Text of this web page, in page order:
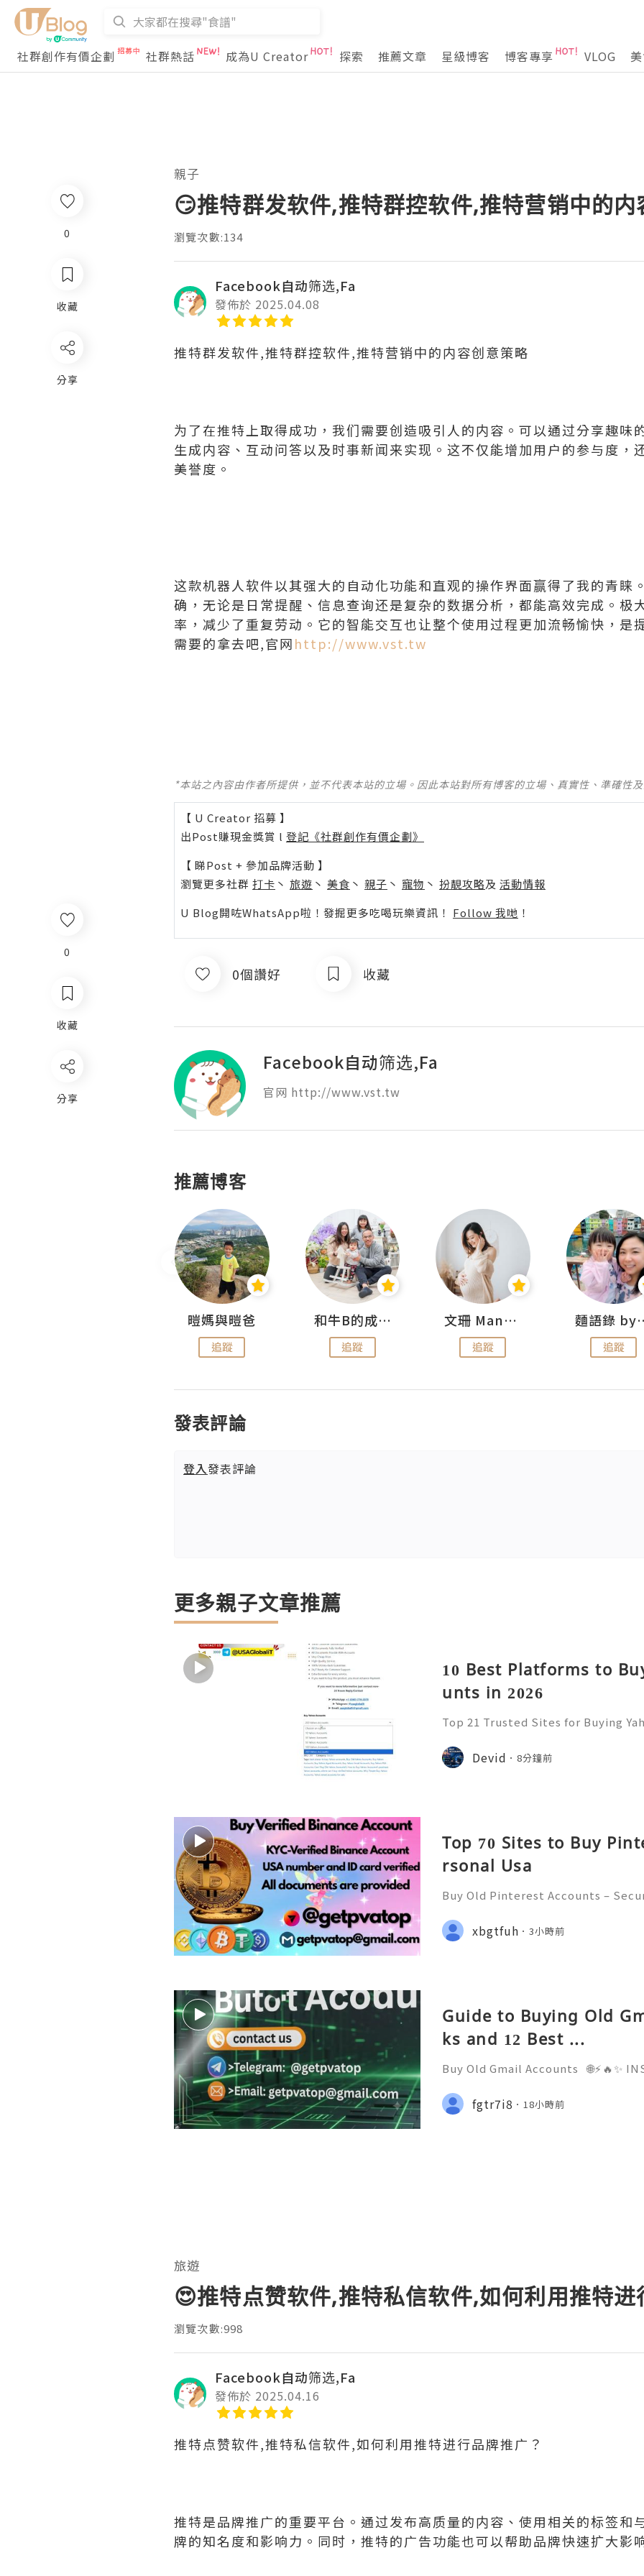
社群創作有價企劃 社群熱話 成為U Creator 探索 推薦文章 星級博客 博客專享 VLOG
0
收藏
分享
親子
😏推特群发软件,推特群控软件,推特营销中的
瀏覽次數:134
Facebook自动筛选,Fa
發佈於 2025.04.08
推特群发软件,推特群控软件,推特营销中的内容创意策略
为了在推特上取得成功，我们需要创造吸引人的内容。可以通过分享趣味
生成内容、互动问答以及时事新闻来实现。这不仅能增加用户的参与度，
美誉度。
这款机器人软件以其强大的自动化功能和直观的操作界面赢得了我的青睐
确，无论是日常提醒、信息查询还是复杂的数据分析，都能高效完成。极
率，减少了重复劳动。它的智能交互也让整个使用过程更加流畅愉快，是
需要的拿去吧,官网http://www.vst.tw
*本站之內容由作者所提供，並不代表本站的立場。因此本站對所有博客的立場、真實性、準確性
【 U Creator 招募 】
出Post賺現金獎賞 l 登記《社群創作有價企劃》
【 睇Post + 參加品牌活動 】
瀏覽更多社群 打卡 丶 旅遊 丶 美食 丶 親子 丶 寵物 丶 扮靚攻略及 活動情報
U Blog開咗WhatsApp啦！發掘更多吃喝玩樂資訊！ Follow 我哋 ！
0個讚好 收藏
Facebook自动筛选,Fa
官网 http://www.vst.tw
推薦博客
暟媽與暟爸
追蹤
和牛B的成長日記
追蹤
文珊 ManShan
追蹤
麵語
追蹤
發表評論
登入發表評論
更多親子文章推薦
10 Best Platforms to
unts in 2026
Top 21 Trusted Sites for Buying
➤ Email: usaglobalit@gmail.com
Devid 8分鐘前
Top 70 Sites to Buy
rsonal Usa
Buy Old Pinterest Accounts –
NSTANT REPLY GUARANTEED
tpvatop ⚡️📢👤🔔 Telegram
xbgtfuh 3小時前
Guide to Buying Old
ks and 12 Best ...
Buy Old Gmail Accounts 🌐⚡️🔥✨
sername: @getpvatop ⚡️📧💌📨
⚡️💜💬🎧 Discord Community:
fgtr7i8 18小時前
0
收藏
分享
旅遊
😍推特点赞软件,推特私信软件,如何利用推特
瀏覽次數:998
Facebook自动筛选,Fa
發佈於 2025.04.16
推特点赞软件,推特私信软件,如何利用推特进行品牌推广？
推特是品牌推广的重要平台。通过发布高质量的内容、使用相关的标签和
牌的知名度和影响力。同时，推特的广告功能也可以帮助品牌快速扩大影